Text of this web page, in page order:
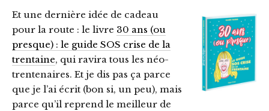
Et une dernière idée de cadeau
pour la route : le livre 30 ans (ou
presque) : le guide SOS crise de la
trentaine, qui ravira tous les néo-
trentenaires. Et je dis pas ça parce
que je l’ai écrit (bon si, un peu), mais
parce qu’il reprend le meilleur de